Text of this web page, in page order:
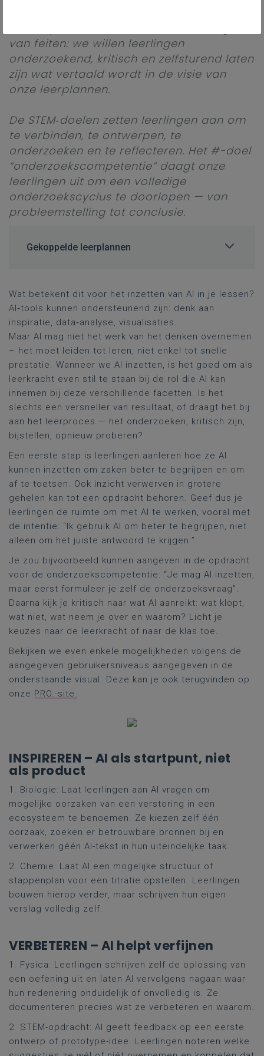
van feiten: we willen leerlingen
onderzoekend, kritisch en zelfsturend laten
zijn wat vertaald wordt in de visie van
onze leerplannen.
De STEM‑doelen zetten leerlingen aan om
te verbinden, te ontwerpen, te
onderzoeken en te reflecteren. Het #-doel
“onderzoekscompetentie” daagt onze
leerlingen uit om een volledige
onderzoekscyclus te doorlopen — van
probleemstelling tot conclusie.
Gekoppelde leerplannen
Wat betekent dit voor het inzetten van AI in je lessen?
AI‑tools kunnen ondersteunend zijn: denk aan
inspiratie, data‑analyse, visualisaties.
Maar AI mag niet het werk van het denken overnemen
– het moet leiden tot leren, niet enkel tot snelle
prestatie. Wanneer we AI inzetten, is het goed om als
leerkracht even stil te staan bij de rol die AI kan
innemen bij deze verschillende facetten. Is het
slechts een versneller van resultaat, of draagt het bij
aan het leerproces — het onderzoeken, kritisch zijn,
bijstellen, opnieuw proberen?
Een eerste stap is leerlingen aanleren hoe ze AI
kunnen inzetten om zaken beter te begrijpen en om
af te toetsen. Ook inzicht verwerven in grotere
gehelen kan tot een opdracht behoren. Geef dus je
leerlingen de ruimte om met AI te werken, vooral met
de intentie: “Ik gebruik AI om beter te begrijpen, niet
alleen om het juiste antwoord te krijgen.”
Je zou bijvoorbeeld kunnen aangeven in de opdracht
voor de onderzoekscompetentie: “Je mag AI inzetten,
maar eerst formuleer je zelf de onderzoeksvraag”.
Daarna kijk je kritisch naar wat AI aanreikt: wat klopt,
wat niet, wat neem je over en waarom? Licht je
keuzes naar de leerkracht of naar de klas toe.
Bekijken we even enkele mogelijkheden volgens de
aangegeven gebruikersniveaus aangegeven in de
onderstaande visual. Deze kan je ook terugvinden op
onze PRO.-site.
INSPIREREN – AI als startpunt, niet
als product
1. Biologie: Laat leerlingen aan AI vragen om
mogelijke oorzaken van een verstoring in een
ecosysteem te benoemen. Ze kiezen zelf één
oorzaak, zoeken er betrouwbare bronnen bij en
verwerken géén AI-tekst in hun uiteindelijke taak.
2. Chemie: Laat AI een mogelijke structuur of
stappenplan voor een titratie opstellen. Leerlingen
bouwen hierop verder, maar schrijven hun eigen
verslag volledig zelf.
VERBETEREN – AI helpt verfijnen
1. Fysica: Leerlingen schrijven zelf de oplossing van
een oefening uit en laten AI vervolgens nagaan waar
hun redenering onduidelijk of onvolledig is. Ze
documenteren precies wat ze verbeteren en waarom.
2. STEM-opdracht: AI geeft feedback op een eerste
ontwerp of prototype-idee. Leerlingen noteren welke